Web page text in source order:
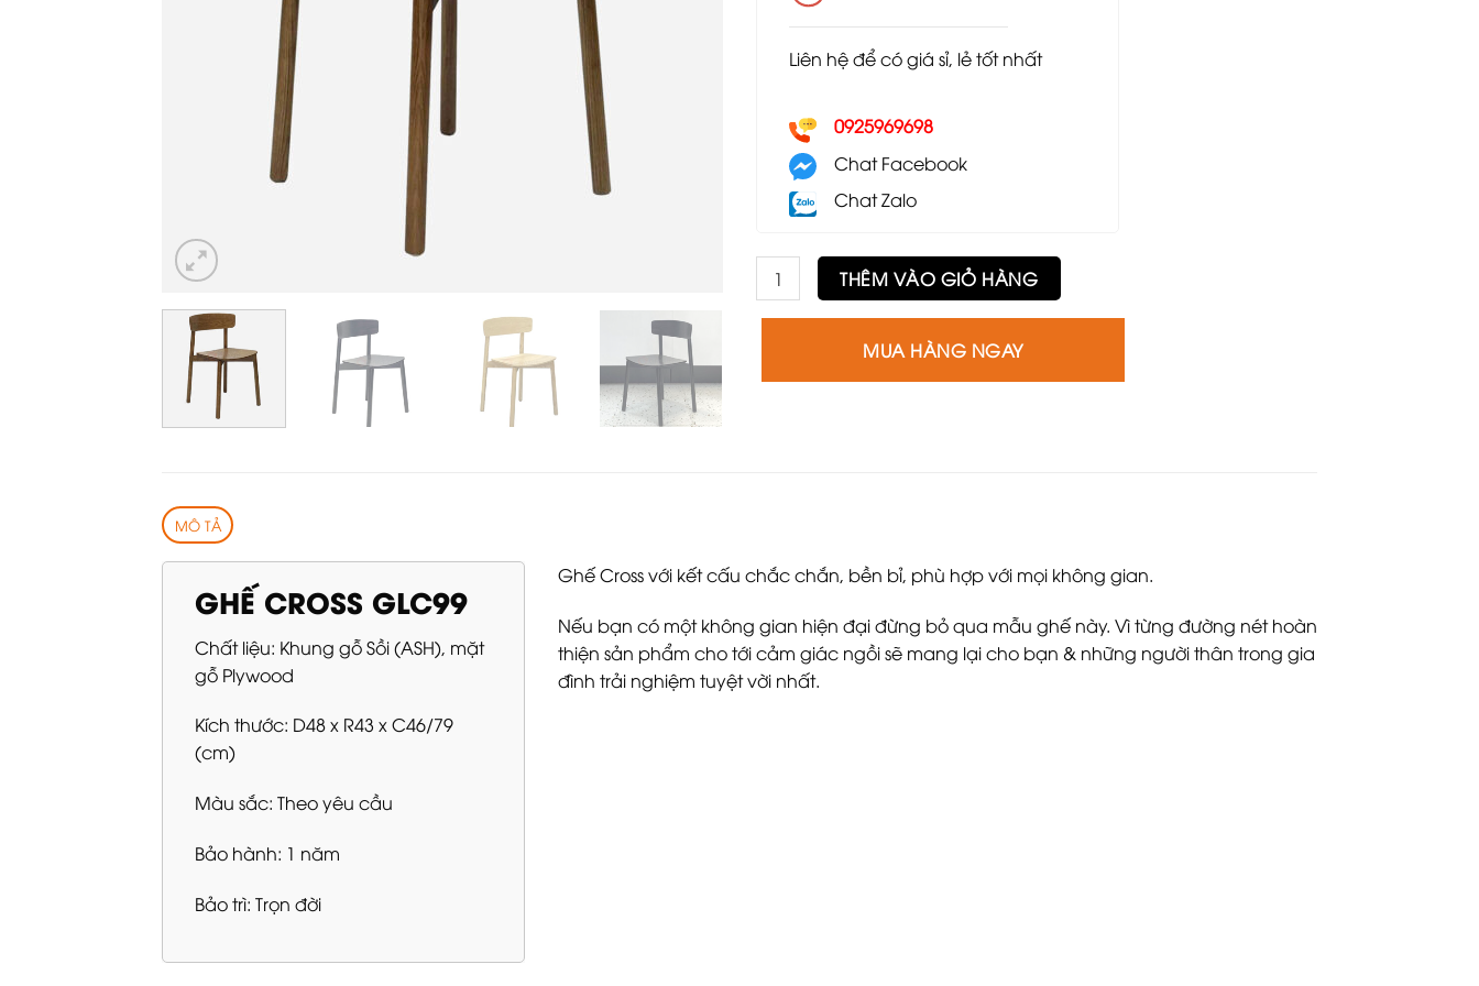
Liên hệ để có giá sỉ, lẻ tốt nhất
0925969698
Chat Facebook
Chat Zalo
Ghế Cross GLC99 số lượng
THÊM VÀO GIỎ HÀNG
MUA HÀNG NGAY
MÔ TẢ
GHẾ CROSS GLC99
Chất liệu: Khung gỗ Sồi (ASH), mặt
gỗ Plywood
Kích thước: D48 x R43 x C46/79
(cm)
Màu sắc: Theo yêu cầu
Bảo hành: 1 năm
Bảo trì: Trọn đời
Ghế Cross với kết cấu chắc chắn, bền bỉ, phù hợp với mọi không gian.
Nếu bạn có một không gian hiện đại đừng bỏ qua mẫu ghế này. Vì từng đường nét hoàn
thiện sản phẩm cho tới cảm giác ngồi sẽ mang lại cho bạn & những người thân trong gia
đình trải nghiệm tuyệt vời nhất.